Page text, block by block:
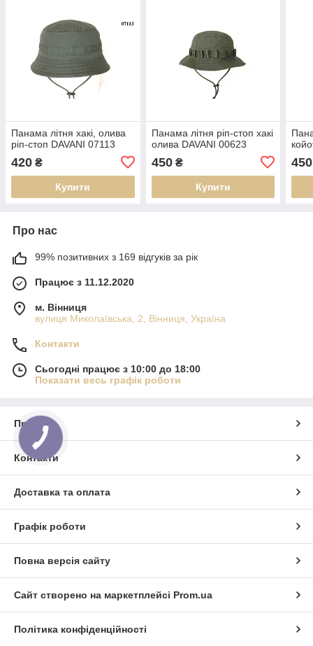
Панама літня хакі, олива
ріп-стоп DAVANI 07113
420 ₴
Купити
Панама літня ріп-стоп хакі
олива DAVANI 00623
450₴
Купити
450
Про нас
99% позитивних з 169 відгуків за рік
Працює з 11.12.2020
м. Вінниця
вулиця Миколаївська, 2, Вінниця, Україна
Контакти
Сьогодні працює з 10:00 до 18:00
Показати весь графік роботи
Про нас
Контакти
Доставка та оплата
Графік роботи
Повна версія сайту
Сайт створено на маркетплейсі Prom.ua
Політика конфіденційності